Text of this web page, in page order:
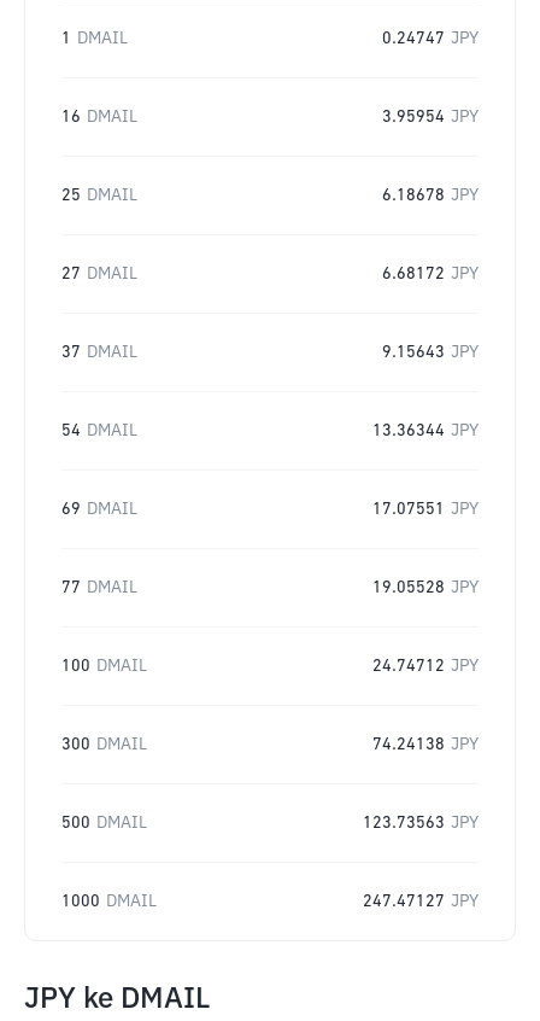
1 DMAIL 0.24747 JPY
16 DMAIL 3.95954 JPY
25 DMAIL 6.18678 JPY
27 DMAIL 6.68172 JPY
37 DMAIL 9.15643 JPY
54 DMAIL 13.36344 JPY
69 DMAIL 17.07551 JPY
77 DMAIL 19.05528 JPY
100 DMAIL 24.74712 JPY
300 DMAIL 74.24138 JPY
500 DMAIL 123.73563 JPY
1000 DMAIL 247.47127 JPY
JPY ke DMAIL